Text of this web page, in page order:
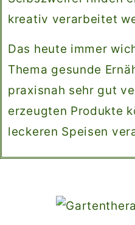
kreativ verarbeitet
Das heute immer
Thema gesunde
praxisnah sehr gut
erzeugten Produkte
leckeren Speisen